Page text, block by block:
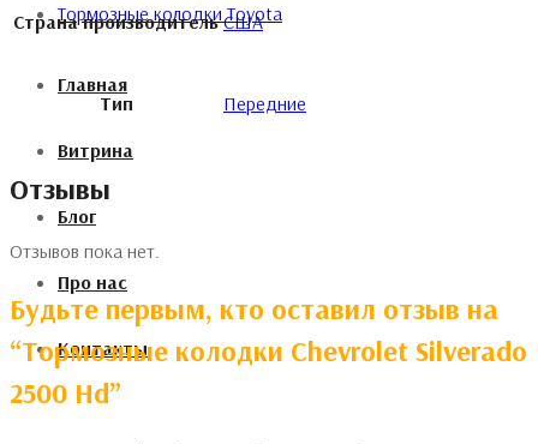
Тормозные колодки Toyota
Главная
Витрина
Блог
Про нас
Контакты
Страна производитель США
Тип Передние
Отзывы
Отзывов пока нет.
Будьте первым, кто оставил отзыв на
“Тормозные колодки Chevrolet Silverado
2500 Hd”